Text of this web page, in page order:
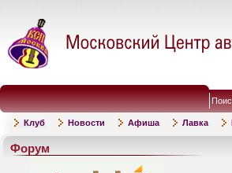
Клуб Новости Афиша Лавка
Форум